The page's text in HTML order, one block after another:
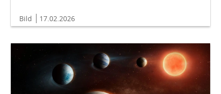
Bild 17.02.2026